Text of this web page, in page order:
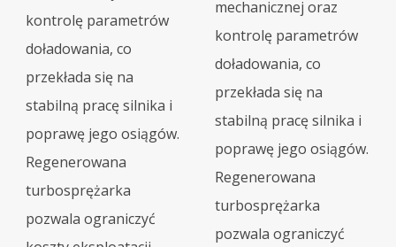
kontrolę parametrów
doładowania, co
przekłada się na
stabilną pracę silnika i
poprawę jego osiągów.
Regenerowana
turbosprężarka
pozwala ograniczyć
mechanicznej oraz
kontrolę parametrów
doładowania, co
przekłada się na
stabilną pracę silnika i
poprawę jego osiągów.
Regenerowana
turbosprężarka
pozwala ograniczyć